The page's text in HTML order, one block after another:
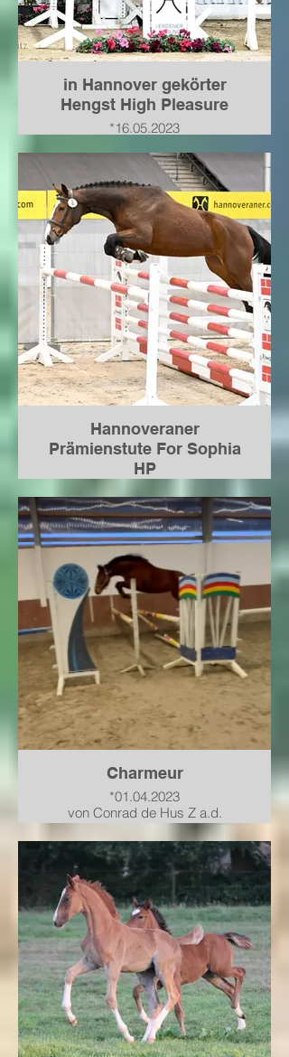
in Hannover gekörter
Hengst High Pleasure
*16.05.2023
a.d. Hannoveraner Prämienstute
PHS** Cocofina von Carrico-
Chacco Blue-Graf Top-For
Pleasure
verkauft nach Baden-
Württemberg
Hengstvorbereitung 2025
Gekört Ende November in
Verden und verkauft an das
Landgestüt Celle. Sein neuer
Name ist Hannofax
Hannoveraner
Prämienstute For Sophia
HP
von Forlee a.d. Hannoveraner
Prämienstute PHS** Oh my Fina
von Ogano Sitte-Graf Top-For
Pleasure
verkauft nach Baden-
Württemberg.
Juni 2026 Anwartschaft auf die
Hannoveraner Prämie und gute
Stutenleistungsprüfung
Charmeur
*01.04.2023
von Conrad de Hus Z a.d.
Hannoveraner Prämienstute
PHS* Cicerella von Cicero Z-
Chaman-Landstreicher
verkauft in einen top
Ausbildungsstand nach
Niedersachsen
Hengstvorbereitung 2025